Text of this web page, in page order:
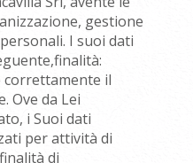
gestione
I suoi dati
il
Ove da Lei
i Suoi dati
per attività di
di